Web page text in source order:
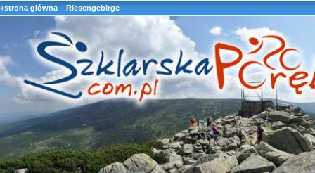
+strona główna Riesengebirge